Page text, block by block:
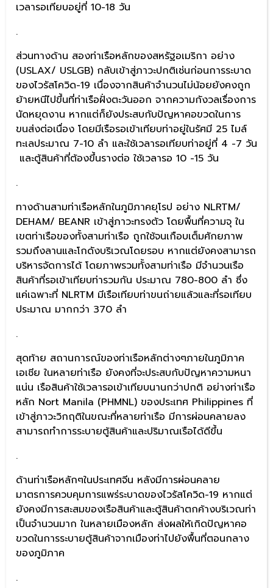
เวลารอเทียบอยู่ที่ 10-18 วัน
.
ส่วนทางด้าน สองท่าเรือหลักของสหรัฐอเมริกา อย่าง
(USLAX/ USLGB) กลับเข้าสู่ภาวะปกติเช่นก่อนการระบาด
ของไวรัสโควิด-19 เนื่องจากสินค้าจำนวนไม่น้อยยังคงถูก
ย้ายหนีไปขึ้นที่ท่าเรือฝั่งตะวันออก จากความกังวลเรื่องการ
นัดหยุดงาน หากแต่ก็ยังประสบกับปัญหาคอขวดในการ
ขนส่งต่อเนื่อง โดยมีเรือรอเข้าเทียบท่าอยู่ในรัศมี 25 ไมล์
ทะเลประมาณ 7-10 ลำ และใช้เวลารอเทียบท่าอยู่ที่ 4 -7 วัน
และตู้สินค้าที่ต้องขึ้นรางต่อ ใช้เวลารอ 10 -15 วัน
.
ทางด้านสามท่าเรือหลักในภูมิภาคยุโรป อย่าง NLRTM/
DEHAM/ BEANR เข้าสู่ภาวะทรงตัว โดยพื้นที่ความจุ ใน
เขตท่าเรือของทั้งสามท่าเรือ ถูกใช้จนเกือบเต็มศักยภาพ
รวมถึงลานและโกดังบริเวณโดยรอบ หากแต่ยังคงสามารถ
บริหารจัดการได้ โดยภาพรวมทั้งสามท่าเรือ มีจำนวนเรือ
สินค้าที่รอเข้าเทียบท่ารวมกัน ประมาณ 780-800 ลำ ซึ่ง
แค่เฉพาะที่ NLRTM มีเรือเทียบท่าขนถ่ายแล้วและที่รอเทียบ
ประมาณ มากกว่า 370 ลำ
.
สุดท้าย สถานการณ์ของท่าเรือหลักต่างๆภายในภูมิภาค
เอเชีย ในหลายท่าเรือ ยังคงที่จะประสบกับปัญหาความหนา
แน่น เรือสินค้าใช้เวลารอเข้าเทียบนานกว่าปกติ อย่างท่าเรือ
หลัก Nort Manila (PHMNL) ของประเทศ Philippines ที่
เข้าสู่ภาวะวิกฤติในขณะที่หลายท่าเรือ มีการผ่อนคลายลง
สามารถทำการระบายตู้สินค้าและปริมาณเรือได้ดีขึ้น
.
ด้านท่าเรือหลักๆในประเทศจีน หลังมีการผ่อนคลาย
มาตรการควบคุมการแพร่ระบาดของไวรัสโควิด-19 หากแต่
ยังคงมีการสะสมของเรือสินค้าและตู้สินค้าตกค้างบริเวณท่า
เป็นจำนวนมาก ในหลายเมืองหลัก ส่งผลให้เกิดปัญหาคอ
ขวดในการระบายตู้สินค้าจากเมืองท่าไปยังพื้นที่ตอนกลาง
ของภูมิภาค
.